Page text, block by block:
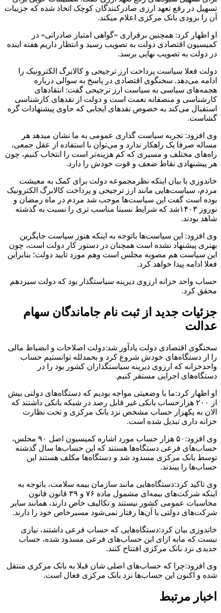
تسهیل در رفع تعهد ارزی صادرکنندگان کوچک اتخاذ شده که جزییات
آن را بزودی بانک مرکزی اعلام میکند.
او اظهار کرد: همچنین برقراری «گواهی امتیاز صادراتی» در
کمیسیون اقتصادی دولت به تصویب رسید و انتظار داریم هفته اینده
در دولت به تصویب نهایی برسد.
دولت فعلا سیاست پرداخت ارز ترجیحی و کالابرگ الکترونیک را
ادامه می‌دهد. سخنگوی اقتصادی در پاسخ به سوالی درباره
هجمه‌های سیاسی به سیاست ارز ترجیحی گفت: انتقاد‌های
کارشناسی و منصفانه نعمت است و دولت از نقد‌های کارشناسی
استقبال می‌کند به خصوص نقد‌های ایجابی که حاوی پیشنهادات گره
گشاست.
وی افزود: تجربه سیاست گذاری عمومی به ما نشان میدهد هر
مساله صرفا یک راهکار ندارد و می‌توان با استفاده از عقل جمعی،
راه‌های مختلف و مسیری که کم هزینه‌تر است را انتخاب کنیم، چون
هر پیشنهادی نقاط ضعف و قوت خودش را دارد.
خاندوزی با بیان اینکه نظرمجموعه دولت برای کمک به معیشت
مردم، سیاست‌هایی مانند ارز ترجیحی و پرداخت کالابرگ الکترونیک
بوده است گفت این سیاست‌ها موجب شد مردم در ماه رمضان و
نوروز ۱۴۰۳شد که شرایط نسبتا مناسب تری را نسبت به گذشته
شاهد بودند.
وی افزود: این سیاست‌ها باتوجه به اینکه هنوز سیاست جایگزین
بهتری پیشنهاد نشده است همچنان در دستور کار دولت است، چون
این سیاست هم مصوبه مجلس است وهم مورد تایید دولت؛ بنابراین
فعلا ادامه پیدا خواهد کرد.
حساب واحد خزانه ارزوی دیرینه سیاستگذار بود که دولت سیزدهم
محقق کرد.
جزئیات جدید از ثبت نام جاماندگان سهام
عدالت
سخنگوی اقتصادی دولت یادآور شد:دولت اصلاحات و انضباط مالی
را از دستگاه‌های خودش شروع کرد و بحمدلله توانستیم حساب
واحدخزانه که ارزوی دیرینه سیاستگذاران کشور بود را در
دستگاه‌های اجرایی مستقر کنیم.
او اظهار کرد:ما با وضعیتی مواجه بودیم که دستگاه‌های دولتی بیش
از ۲۰۰ هزارحساب بانکی غیر قابل رصد در شبکه بانکی داشتند که
الان به یکهزار حساب مشخص نزد بانک مرکزی و تحت نظارت
خزانه داری تبدیل شده است.
وی افزود:۵۰ هزار حساب مورد اشاره کمیسیون اصل ۹۰ مجلس،
حساب‌های فرعی دستگاه‌ها هستند که این حساب‌ها سال گذشته
توسط بانک مرکزی مسدود شد و دستگاه‌ها مکلف هستند این
حساب‌ها را ببندند.
وی تاکید کرد:دستگاه‌هایی مانند سازمان بیمه سلامت، باتوجه به
اینکه شرکت‌های بیمه‌ای مشمول ماده ۷۶ و ۳۹ قانون قانون
محاسبات عمومی کشور نیستند و تکالیف خاص دارند، همانند سایر
شرکت‌های دولتی با آن‌ها رفتار نمی‌شود مسیرخاص خود را دارند.
خاندوزی بیان کرد:دستگاه‌هایی که حساب فرعی داشتند، نیازی
نیست که مابه ازای این حساب‌های فرعی مسدود شده، حساب
جدیدی نزد بانک مرکزی افتتاح کنند.
وی افزود:چرا که حساب‌های اصلی شان قبلا به بانک مرکزی منتقل
شده و اکنون این حساب‌ها نزد بانک مرکزی فعال است.
اخبار مرتبط